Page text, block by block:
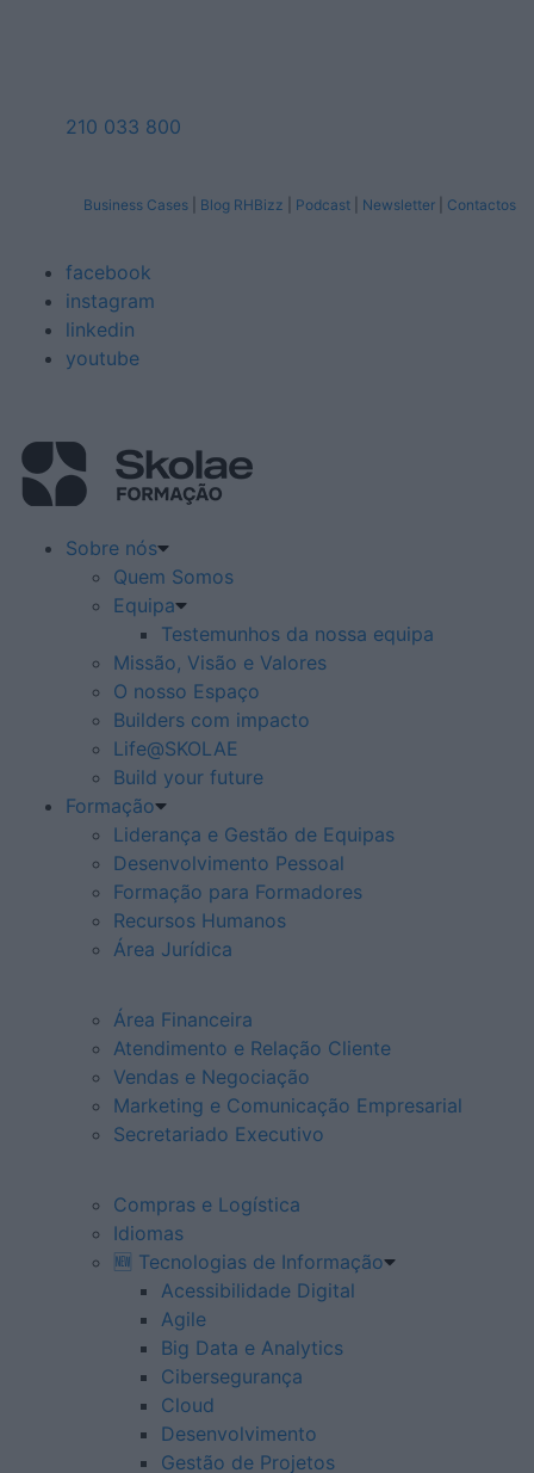
210 033 800
Business Cases Blog RHBizz Podcast Newsletter Contactos
facebook
instagram
linkedin
youtube
Sobre nós
Quem Somos
Equipa
Testemunhos da nossa equipa
Missão, Visão e Valores
O nosso Espaço
Builders com impacto
Life@SKOLAE
Build your future
Formação
Liderança e Gestão de Equipas
Desenvolvimento Pessoal
Formação para Formadores
Recursos Humanos
Área Jurídica
Área Financeira
Atendimento e Relação Cliente
Vendas e Negociação
Marketing e Comunicação Empresarial
Secretariado Executivo
Compras e Logística
Idiomas
🆕 Tecnologias de Informação
Acessibilidade Digital
Agile
Big Data e Analytics
Cibersegurança
Cloud
Desenvolvimento
Gestão de Projetos